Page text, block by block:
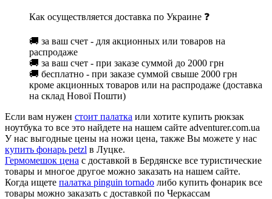
Как осуществляется доставка по Украине ❓
🚚 за ваш счет - для акционных или товаров на
распродаже
🚚 за ваш счет - при заказе суммой до 2000 грн
🚚 бесплатно - при заказе суммой свыше 2000 грн
кроме акционных товаров или на распродаже (доставка
на склад Нової Пошти)
Если вам нужен стоит палатка или хотите купить рюкзак
ноутбука то все это найдете на нашем сайте adventurer.com.ua
У нас выгодные цены на ножи цена, также Вы можете у нас
купить фонарь petzl в Луцке.
Гермомешок цена с доставкой в Бердянске все туристические
товары и многое другое можно заказать на нашем сайте.
Когда ищете палатка pinguin tornado либо купить фонарик все
товары можно заказать с доставкой по Черкассам